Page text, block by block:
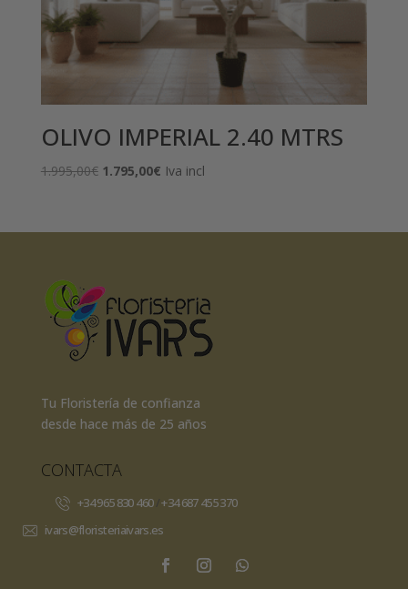
OLIVO IMPERIAL 2.40 MTRS
1.995,00€ El
era:
1.795,00€El
es:
Iva incl
Tu Floristería de confianza
desde hace más de 25 años
CONTACTA
+34 965 830 460/+34 687 455 370
ivars@floristeriaivars.es